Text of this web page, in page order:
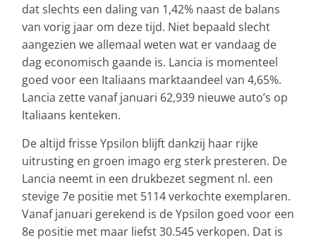
dat slechts een daling van 1,42% naast de balans
van vorig jaar om deze tijd. Niet bepaald slecht
aangezien we allemaal weten wat er vandaag de
dag economisch gaande is. Lancia is momenteel
goed voor een Italiaans marktaandeel van 4,65%.
Lancia zette vanaf januari 62,939 nieuwe auto’s op
Italiaans kenteken.
De altijd frisse Ypsilon blijft dankzij haar rijke
uitrusting en groen imago erg sterk presteren. De
Lancia neemt in een drukbezet segment nl. een
stevige 7e positie met 5114 verkochte exemplaren.
Vanaf januari gerekend is de Ypsilon goed voor een
8e positie met maar liefst 30.545 verkopen. Dat is